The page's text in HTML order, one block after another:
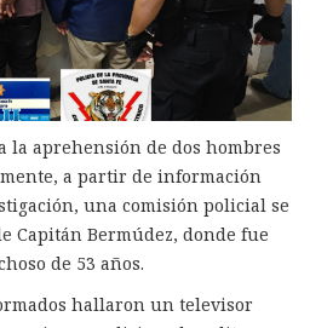
la aprehensión de dos hombres
a partir de información
una comisión policial se
Capitán Bermúdez, donde fue
de 53 años.
hallaron un televisor